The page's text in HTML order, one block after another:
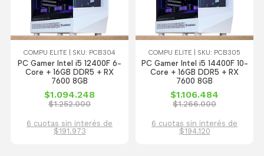
COMPU ELITE | SKU: PCB304
PC Gamer Intel i5 12400F 6-
Core + 16GB DDR5 + RX
7600 8GB
$1.094.248
$1.252.000
6 cuotas sin interés de
$191.973
COMPU ELITE | SKU: PCB305
PC Gamer Intel i5 14400F 10-
Core + 16GB DDR5 + RX
7600 8GB
$1.106.484
$1.266.000
6 cuotas sin interés de
$194.120